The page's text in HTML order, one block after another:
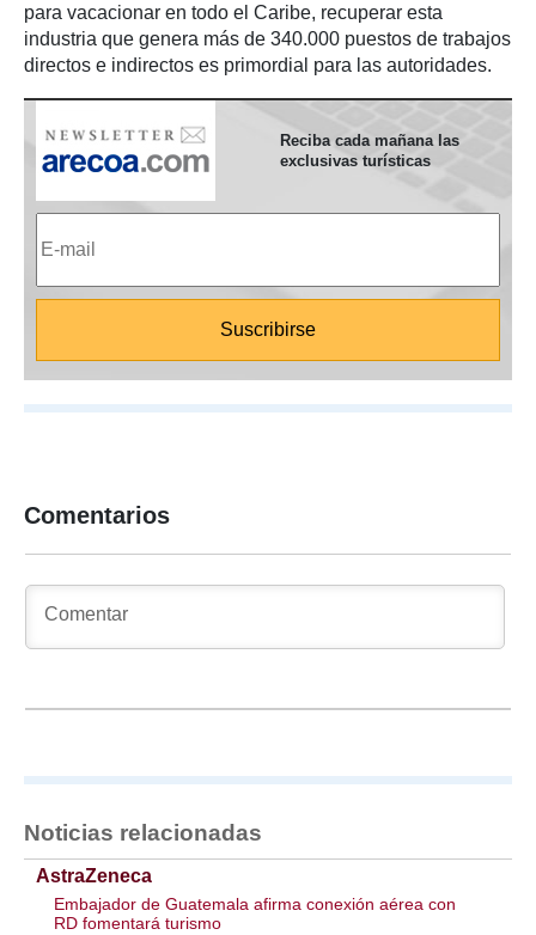
para vacacionar en todo el Caribe, recuperar esta
industria que genera más de 340.000 puestos de trabajos
directos e indirectos es primordial para las autoridades.
Reciba cada mañana las
exclusivas turísticas
Comentarios
Noticias relacionadas
AstraZeneca
Embajador de Guatemala afirma conexión aérea con
RD fomentará turismo